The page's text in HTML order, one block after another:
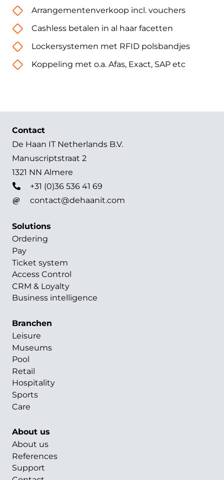
Arrangementenverkoop incl. vouchers
Cashless betalen in al haar facetten
Lockersystemen met RFID polsbandjes
Koppeling met o.a. Afas, Exact, SAP etc
Contact
De Haan IT Netherlands B.V.
Manuscriptstraat 2
1321 NN Almere
+31 (0)36 536 41 69
contact@dehaanit.com
Solutions
Ordering
Pay
Ticket system
Access Control
CRM & Loyalty
Business intelligence
Branchen
Leisure
Museums
Pool
Retail
Hospitality
Sports
Care
About us
About us
References
Support